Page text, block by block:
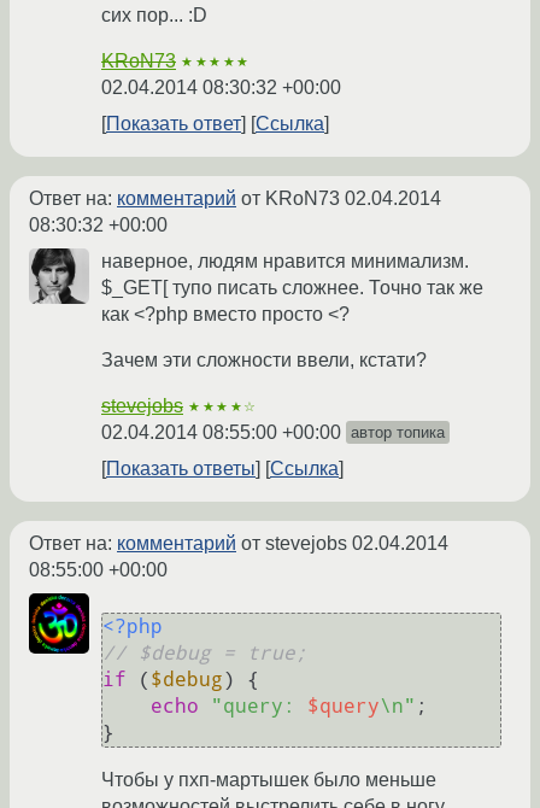
сих пор... :D
KRoN73 ★★★★★
02.04.2014 08:30:32 +00:00
Показать ответ
Ссылка
Ответ на: комментарий от KRoN73 02.04.2014
08:30:32 +00:00
наверное, людям нравится минимализм.
$_GET[ тупо писать сложнее. Точно так же
как <?php вместо просто <?
Зачем эти сложности ввели, кстати?
stevejobs ★★★★☆
02.04.2014 08:55:00 +00:00 автор топика
Показать ответы Ссылка
Ответ на: комментарий от stevejobs 02.04.2014
08:55:00 +00:00
<?php
// $debug = true;
if ( $debug) {
echo
"query: $query\n" ;
}
Чтобы у пхп-мартышек было меньше